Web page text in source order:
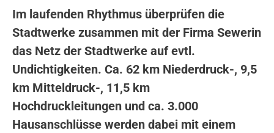
Im laufenden Rhythmus überprüfen die
Stadtwerke zusammen mit der Firma Sewerin
das Netz der Stadtwerke auf evtl.
Undichtigkeiten. Ca. 62 km Niederdruck-, 9,5
km Mitteldruck-, 11,5 km
Hochdruckleitungen und ca. 3.000
Hausanschlüsse werden dabei mit einem